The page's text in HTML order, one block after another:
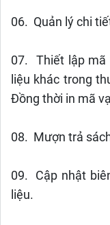
06. Quản lý chi
07. Thiết lập mã
liệu khác trong
Đồng thời in mã
08. Mượn trả
09. Cập nhật
liệu.